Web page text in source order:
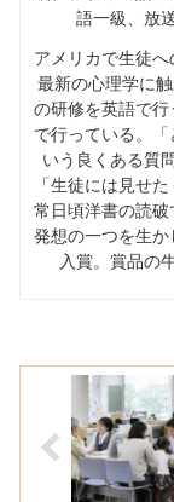
語一級、放
アメリカで生徒へ
最新の心理学に触
の研修を英語で
で行っている。
いう良くある質
「生徒には見せ
常日頃洋書の読
発想の一つを生
入賞。賞品の